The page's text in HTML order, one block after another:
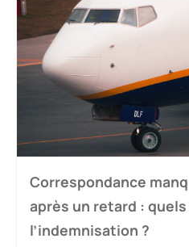
Correspondance
après un retard :
l’indemnisation ?